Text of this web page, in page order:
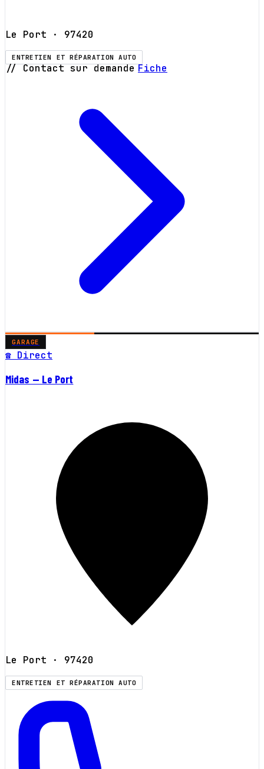
Le Port · 97420
ENTRETIEN ET RÉPARATION AUTO
// Contact sur demande Fiche
GARAGE
☎ Direct
Midas — Le Port
Le Port · 97420
ENTRETIEN ET RÉPARATION AUTO